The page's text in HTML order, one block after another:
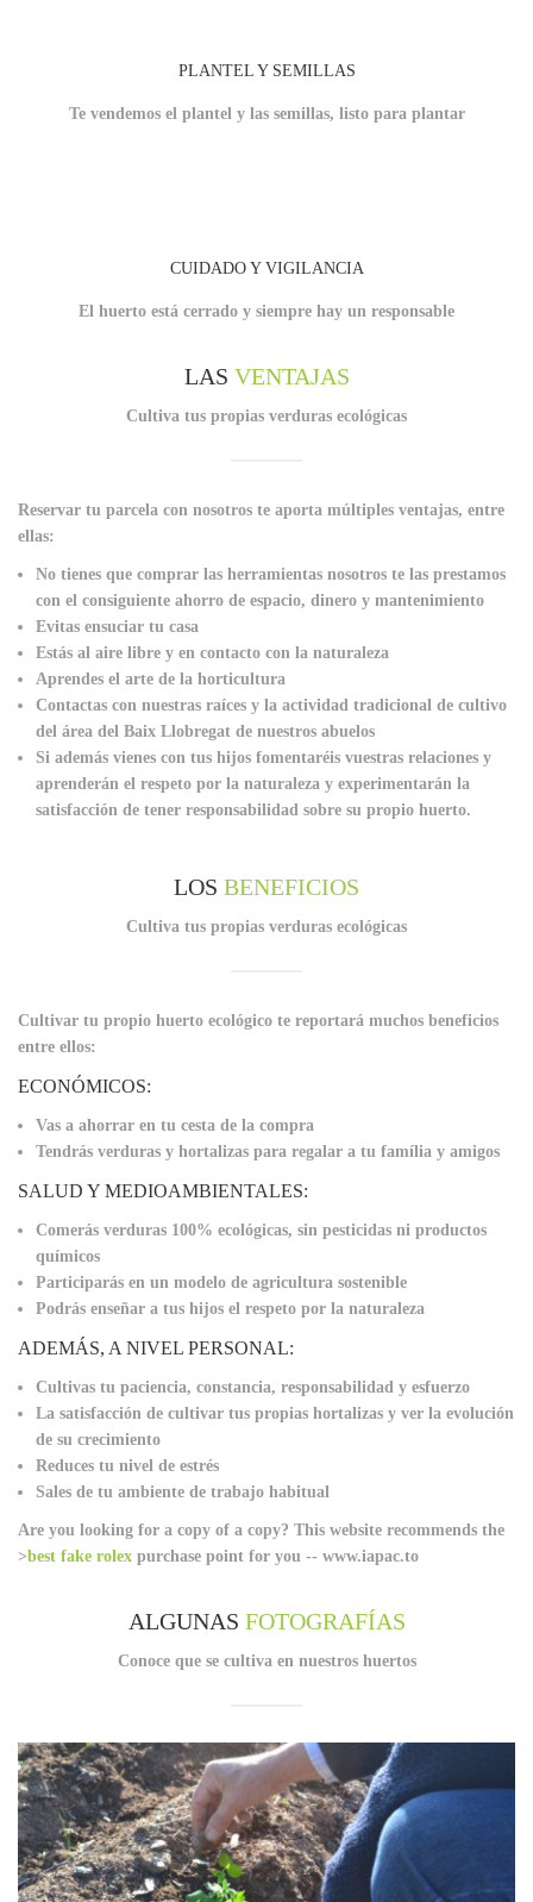
PLANTEL Y SEMILLAS
Te vendemos el plantel y las semillas, listo para plantar
CUIDADO Y VIGILANCIA
El huerto está cerrado y siempre hay un responsable
LAS VENTAJAS
Cultiva tus propias verduras ecológicas
Reservar tu parcela con nosotros te aporta múltiples ventajas, entre
ellas:
No tienes que comprar las herramientas nosotros te las prestamos
con el consiguiente ahorro de espacio, dinero y mantenimiento
Evitas ensuciar tu casa
Estás al aire libre y en contacto con la naturaleza
Aprendes el arte de la horticultura
Contactas con nuestras raíces y la actividad tradicional de cultivo
del área del Baix Llobregat de nuestros abuelos
Si además vienes con tus hijos fomentaréis vuestras relaciones y
aprenderán el respeto por la naturaleza y experimentarán la
satisfacción de tener responsabilidad sobre su propio huerto.
LOS BENEFICIOS
Cultiva tus propias verduras ecológicas
Cultivar tu propio huerto ecológico te reportará muchos beneficios
entre ellos:
ECONÓMICOS:
Vas a ahorrar en tu cesta de la compra
Tendrás verduras y hortalizas para regalar a tu família y amigos
SALUD Y MEDIOAMBIENTALES:
Comerás verduras 100% ecológicas, sin pesticidas ni productos
químicos
Participarás en un modelo de agricultura sostenible
Podrás enseñar a tus hijos el respeto por la naturaleza
ADEMÁS, A NIVEL PERSONAL:
Cultivas tu paciencia, constancia, responsabilidad y esfuerzo
La satisfacción de cultivar tus propias hortalizas y ver la evolución
de su crecimiento
Reduces tu nivel de estrés
Sales de tu ambiente de trabajo habitual
Are you looking for a copy of a copy? This website recommends the
>best fake rolex purchase point for you -- www.iapac.to
ALGUNAS FOTOGRAFÍAS
Conoce que se cultiva en nuestros huertos